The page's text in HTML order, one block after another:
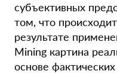
субъективных
том, что
результате
Mining картина
основе